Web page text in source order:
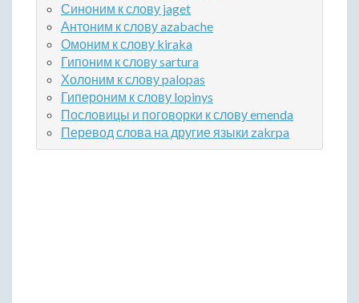
Синоним к слову jaget
Антоним к слову azabache
Омоним к слову kiraka
Гипоним к слову sartura
Холоним к слову palopas
Гипероним к слову lopinys
Пословицы и поговорки к слову emenda
Перевод слова на другие языки zakrpa